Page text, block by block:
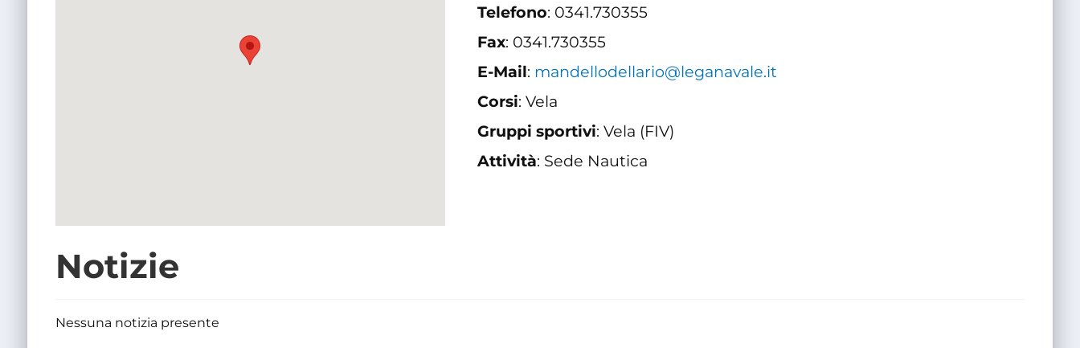
Telefono: 0341.730355
Fax: 0341.730355
E-Mail: mandellodellario@leganavale.it
Corsi: Vela
Gruppi sportivi: Vela (FIV)
Attività: Sede Nautica
Notizie
Nessuna notizia presente